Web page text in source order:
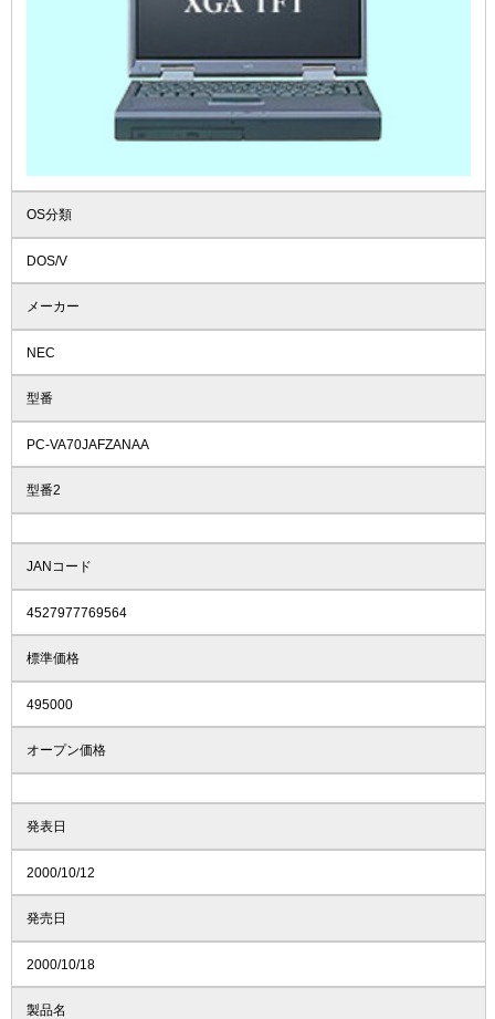
OS分類
DOS/V
メーカー
NEC
型番
PC-VA70JAFZANAA
型番2
JANコード
4527977769564
標準価格
495000
オープン価格
発表日
2000/10/12
発売日
2000/10/18
製品名